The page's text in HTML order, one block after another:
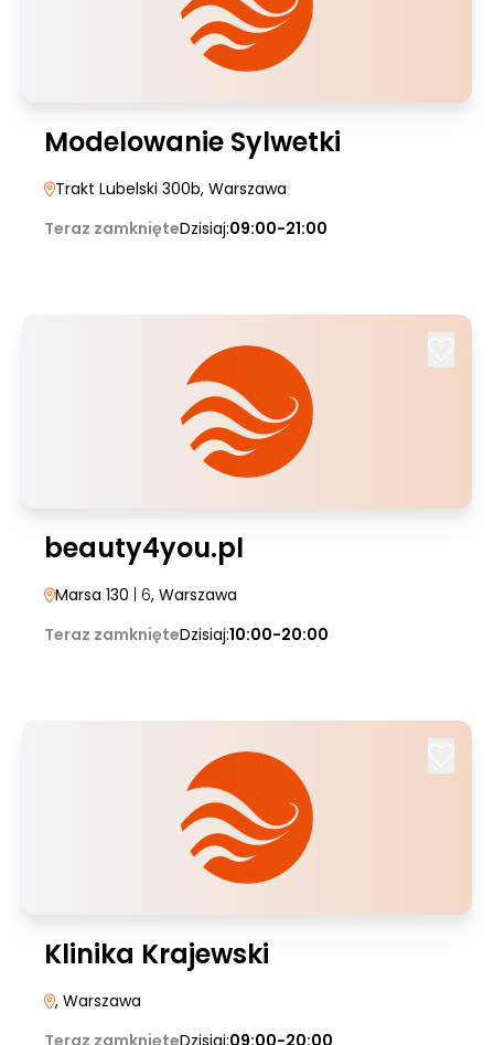
Modelowanie Sylwetki
Trakt Lubelski 300b, Warszawa
Teraz zamknięteDzisiaj:09:00-21:00
beauty4you.pl
Marsa 130 | 6, Warszawa
Teraz zamknięteDzisiaj:10:00-20:00
Klinika Krajewski
, Warszawa
Teraz zamknięteDzisiaj:09:00-20:00